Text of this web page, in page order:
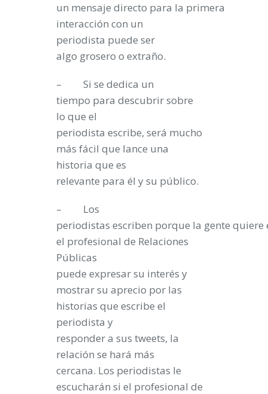
un mensaje directo para la primera
interacción con un
periodista puede ser
algo grosero o extraño.
– Si se dedica un
tiempo para descubrir sobre
lo que el
periodista escribe, será mucho
más fácil que lance una
historia que es
relevante para él y su público.
– Los
periodistas escriben porque la gente quiere
el profesional de Relaciones
Públicas
puede expresar su interés y
mostrar su aprecio por las
historias que escribe el
periodista y
responder a sus tweets, la
relación se hará más
cercana. Los periodistas le
escucharán si el profesional de